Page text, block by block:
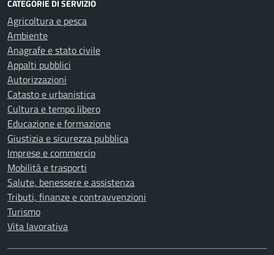
CATEGORIE DI SERVIZIO
Agricoltura e pesca
Ambiente
Anagrafe e stato civile
Appalti pubblici
Autorizzazioni
Catasto e urbanistica
Cultura e tempo libero
Educazione e formazione
Giustizia e sicurezza pubblica
Imprese e commercio
Mobilità e trasporti
Salute, benessere e assistenza
Tributi, finanze e contravvenzioni
Turismo
Vita lavorativa